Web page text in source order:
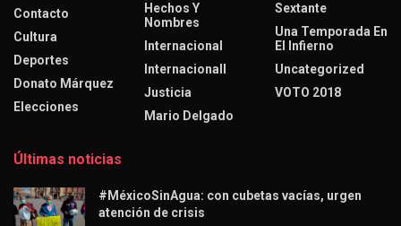
Contacto
Cultura
Deportes
Donato Márquez
Elecciones
Hechos Y
Nombres
Internacional
Internacionall
Justicia
Mario Delgado
Sextante
Una Temporada En
El Infierno
Uncategorized
VOTO 2018
Últimas noticias
#MéxicoSinAgua: con cubetas vacías, urgen
atención de crisis